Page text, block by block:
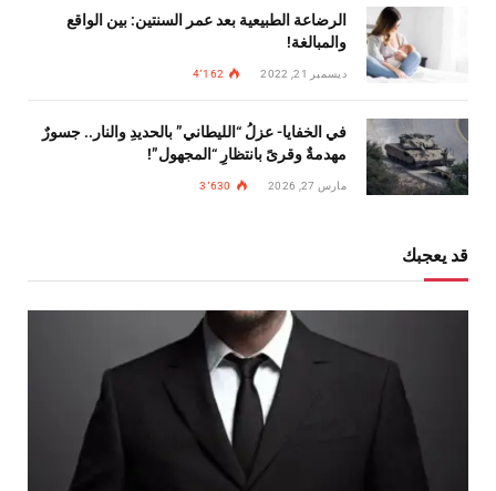
الرضاعة الطبيعية بعد عمر السنتين: بين الواقع
والمبالغة!
ديسمبر 21, 2022 4٬162
في الخفايا- عزلُ “الليطاني” بالحديدِ والنار.. جسورٌ
مهدمةٌ وقرىً بانتظارِ “المجهول”!
مارس 27, 2026 3٬630
قد يعجبك